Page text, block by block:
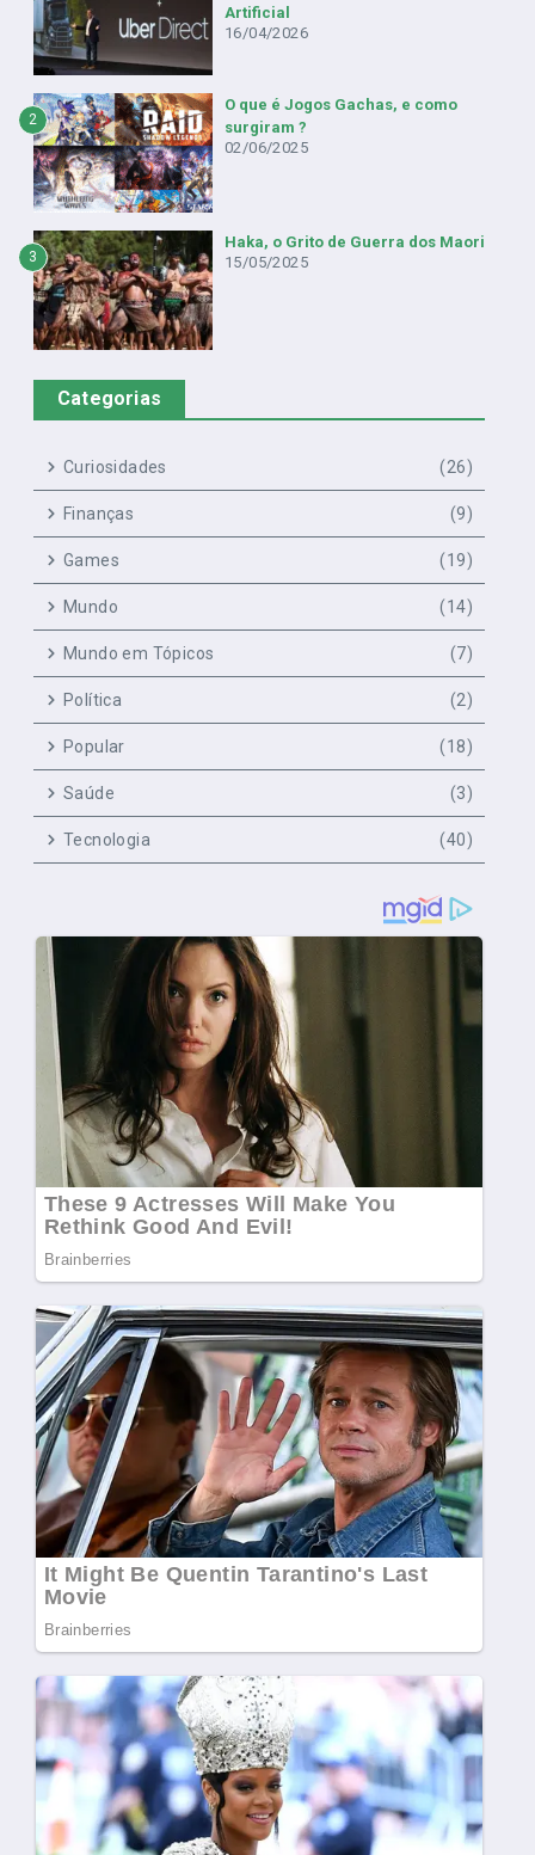
Artificial
16/04/2026
2
O que é Jogos Gachas, e como
surgiram ?
02/06/2025
3
Haka, o Grito de Guerra dos Maori
15/05/2025
Categorias
Curiosidades (26)
Finanças (9)
Games (19)
Mundo (14)
Mundo em Tópicos (7)
Política (2)
Popular (18)
Saúde (3)
Tecnologia (40)